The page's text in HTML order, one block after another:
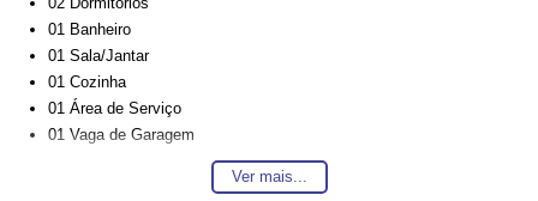
01 Banheiro
01 Sala/Jantar
01 Cozinha
01 Área de Serviço
01 Vaga de Garagem
Sacada com Churrasqueira
Ver mais...